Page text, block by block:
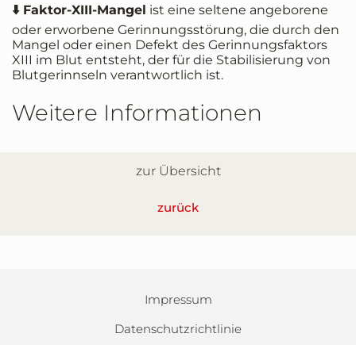
⬇️ Faktor-XIII-Mangel ist eine seltene angeborene
oder erworbene Gerinnungsstörung, die durch den
Mangel oder einen Defekt des Gerinnungsfaktors
XIII im Blut entsteht, der für die Stabilisierung von
Blutgerinnseln verantwortlich ist.
Weitere Informationen
zur Übersicht
zurück
Impressum
Datenschutzrichtlinie